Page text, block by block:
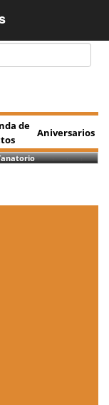
de
Aniversarios